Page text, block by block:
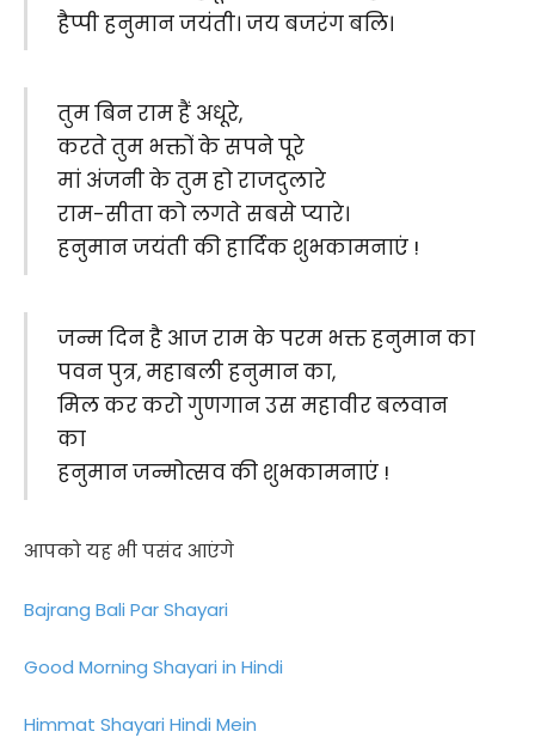
हैप्पी हनुमान जयंती। जय बजरंग बलि।
तुम बिन राम हैं अधूरे,
करते तुम भक्तों के सपने पूरे
मां अंजनी के तुम हो राजदुलारे
राम-सीता को लगते सबसे प्यारे।
हनुमान जयंती की हार्दिक शुभकामनाएं !
जन्म दिन है आज राम के परम भक्त हनुमान का
पवन पुत्र, महाबली हनुमान का,
मिल कर करो गुणगान उस महावीर बलवान
का
हनुमान जन्मोत्सव की शुभकामनाएं !
आपको यह भी पसंद आएंगे
Bajrang Bali Par Shayari
Good Morning Shayari in Hindi
Himmat Shayari Hindi Mein